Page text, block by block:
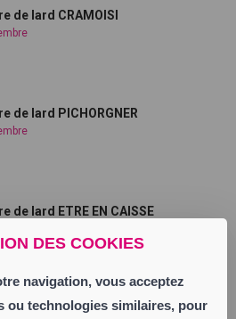
DES COOKIES
navigation, vous acceptez
ou technologies similaires, pour
de lard CRAMOISI
de lard PICHORGNER
de lard ETRE EN CAISSE
de lard GANACHE